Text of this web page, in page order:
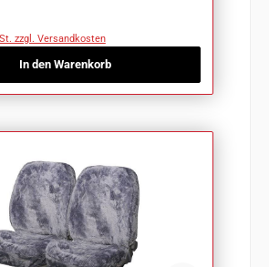
zzgl. Versandkosten
In den Warenkorb